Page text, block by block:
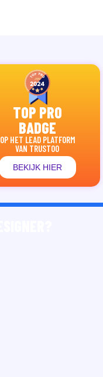
TOP PRO
BADGE
OP HET LEAD PLATFORM
VAN TRUSTOO
BEKIJK HIER